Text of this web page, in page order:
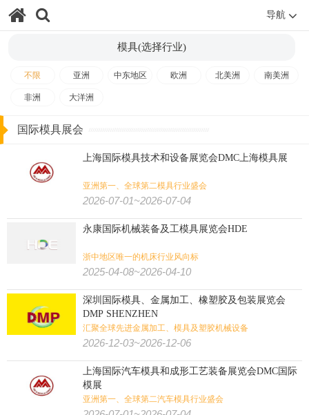
导航
纺织/服装/皮革/鞋包:
鞋 箱包 珠宝
服装 纺织机械 纱线 纺织面料
广告/印刷/办公/礼品:
旅游/户外/运动/狩猎:
模具(选择行业)
不限 亚洲 中东地区 欧洲 北美洲 南美洲
非洲 大洋洲
国际模具展会
上海国际模具技术和设备展览会DMC上海模具展
亚洲第一、全球第二模具行业盛会
2026-07-01~2026-07-04
永康国际机械装备及工模具展览会HDE
浙中地区唯一的机床行业风向标
2025-04-08~2026-04-10
深圳国际模具、金属加工、橡塑胶及包装展览会
DMP SHENZHEN
汇聚全球先进金属加工、模具及塑胶机械设备
2026-12-03~2026-12-06
上海国际汽车模具和成形工艺装备展览会DMC国际
模展
亚洲第一、全球第二汽车模具行业盛会